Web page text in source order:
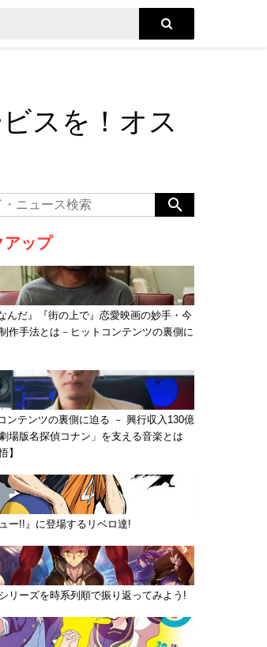
スを！オス
アップ
んだ』『街の上で』恋愛映画の妙手・今
作手法とは－ヒットコンテンツの裏側に
ンテンツの裏側に迫る － 興行収入130億
場版名探偵コナン」を支える音楽とは
】
ュー!!』に登場するリベロ達!
シリーズを時系列順で振り返ってみよう!